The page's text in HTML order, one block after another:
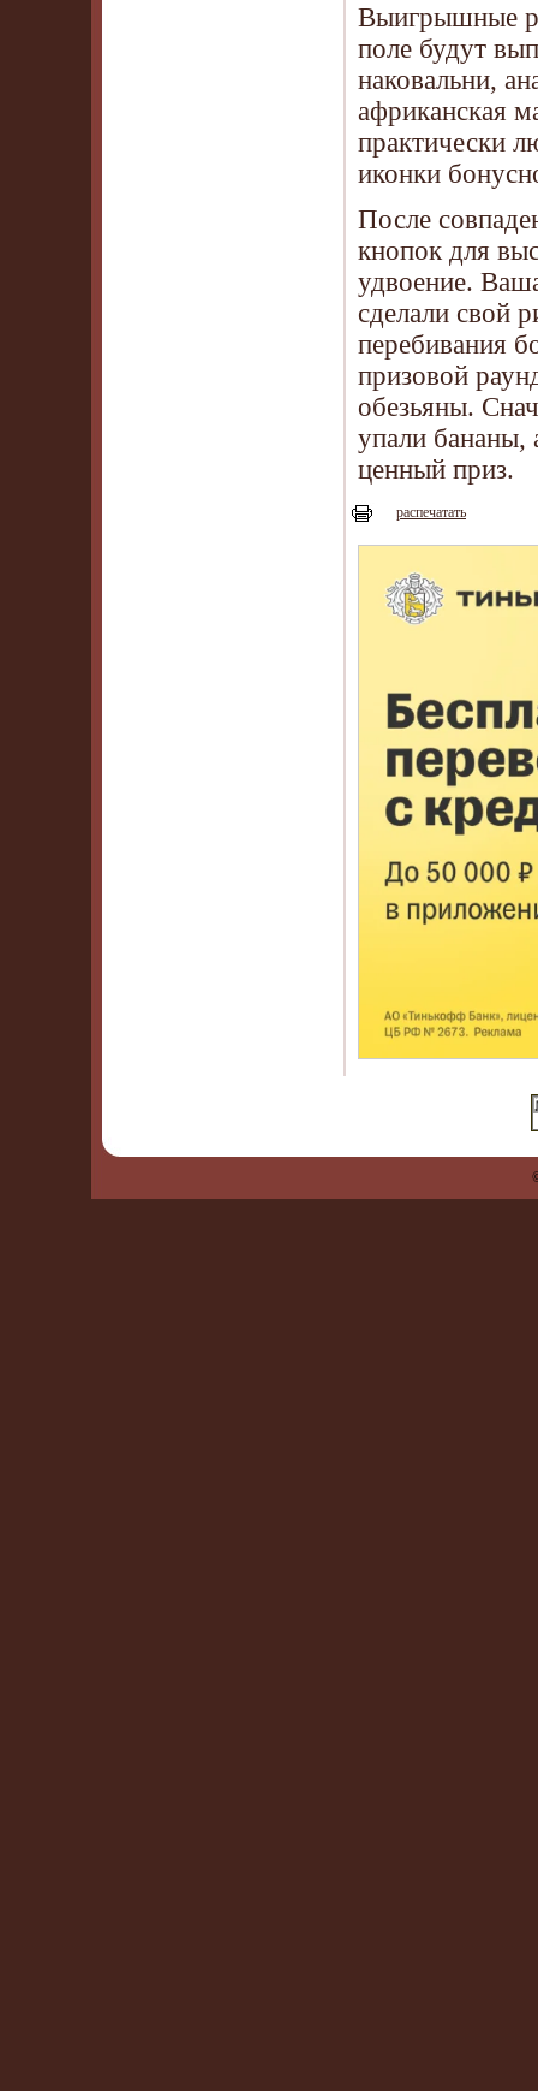
Выигрышные
поле будут
наковальни,
африканская
практически
иконки
После
кнопок для
удвоение.
сделали свой
перебивания
призовой
обезьяны.
упали бананы,
ценный приз.
распечатать